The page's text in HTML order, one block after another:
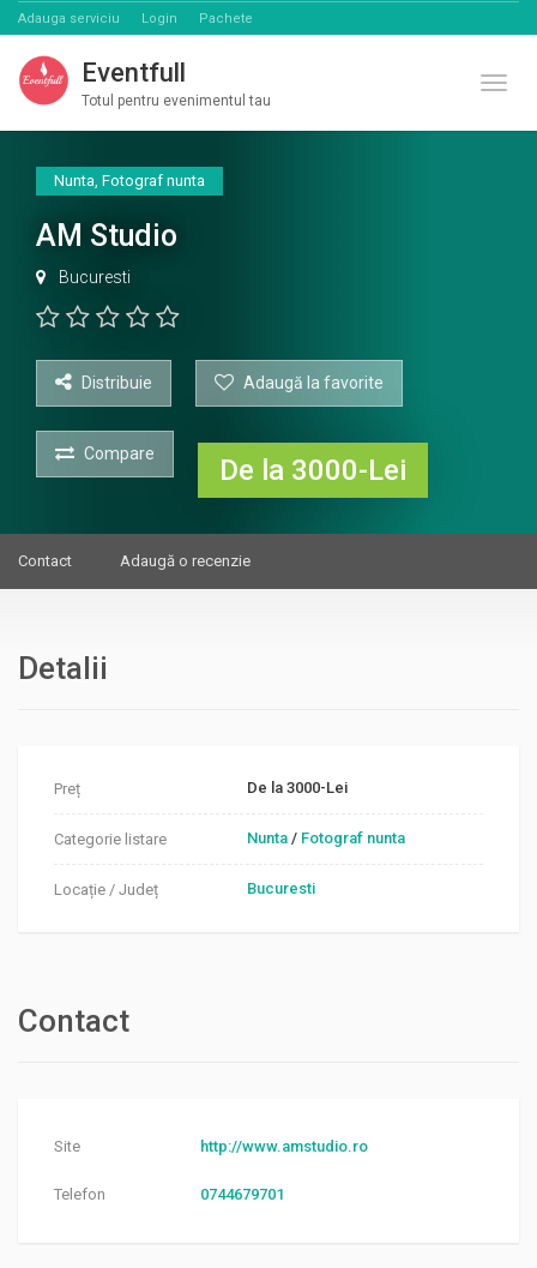
Adauga serviciu Login Pachete
Eventfull
Totul pentru evenimentul tau
Nunta, Fotograf nunta
AM Studio
Bucuresti
Distribuie Adaugă la favorite
Compare De la 3000-Lei
Contact Adaugă o recenzie
Detalii
Preț De la 3000-Lei
Categorie listare Nunta / Fotograf nunta
Locație / Județ Bucuresti
Contact
Site http://www.amstudio.ro
Telefon 0744679701